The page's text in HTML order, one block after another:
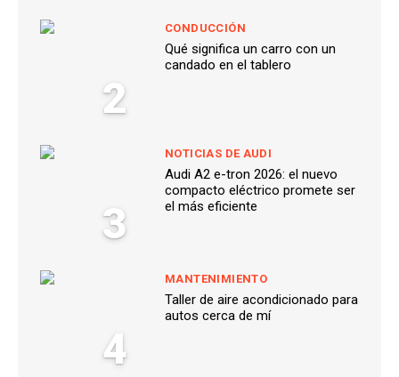
2
CONDUCCIÓN
Qué significa un carro con un
candado en el tablero
3
NOTICIAS DE AUDI
Audi A2 e-tron 2026: el nuevo
compacto eléctrico promete ser
el más eficiente
4
MANTENIMIENTO
Taller de aire acondicionado para
autos cerca de mí